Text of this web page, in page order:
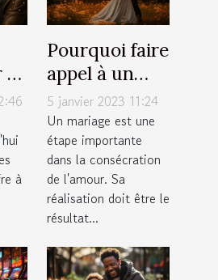
à
?
à
Pourquoi faire
appel à un
photographe
à Annemasse
pour un
mariage ?
5 janvier 2023 11:24
Un mariage est une
étape importante
dans la consécration
de l'amour. Sa
réalisation doit être le
résultat...